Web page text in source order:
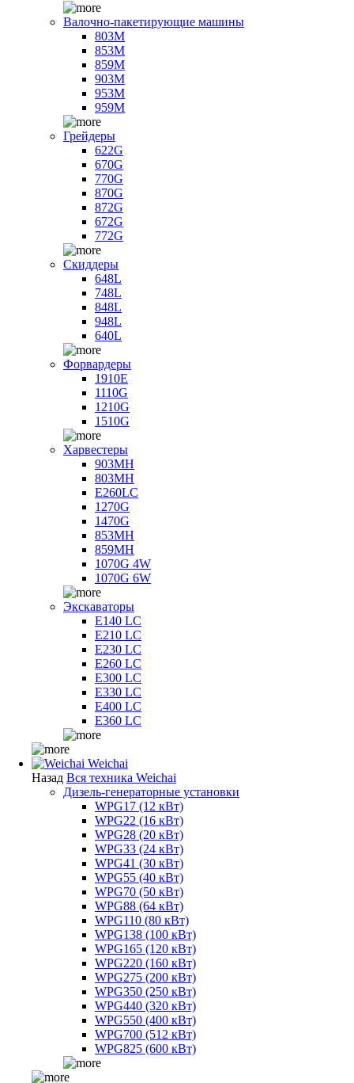
Валочно-пакетирующие машины
803M
853M
859M
903M
953M
959M
Грейдеры
622G
670G
770G
870G
872G
672G
772G
Скиддеры
648L
748L
848L
948L
640L
Форвардеры
1910E
1110G
1210G
1510G
Харвестеры
903MH
803MH
E260LC
1270G
1470G
853MH
859MH
1070G 4W
1070G 6W
Экскаваторы
E140 LC
E210 LC
E230 LC
E260 LC
E300 LC
E330 LC
E400 LC
E360 LC
Weichai
Назад Вся техника Weichai
Дизель-генераторные установки
WPG17 (12 кВт)
WPG22 (16 кВт)
WPG28 (20 кВт)
WPG33 (24 кВт)
WPG41 (30 кВт)
WPG55 (40 кВт)
WPG70 (50 кВт)
WPG88 (64 кВт)
WPG110 (80 кВт)
WPG138 (100 кВт)
WPG165 (120 кВт)
WPG220 (160 кВт)
WPG275 (200 кВт)
WPG350 (250 кВт)
WPG440 (320 кВт)
WPG550 (400 кВт)
WPG700 (512 кВт)
WPG825 (600 кВт)